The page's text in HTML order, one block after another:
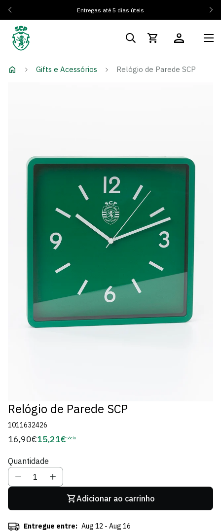
Entregas até 5 dias úteis
Gifts e Acessórios Relógio de Parede SCP
Relógio de Parede SCP
1011632426
Preço
16,90€ Preço
Sócio
15,21€ Sócio
Quantidade
Adicionar ao carrinho
Entregue entre: Aug 12 - Aug 16